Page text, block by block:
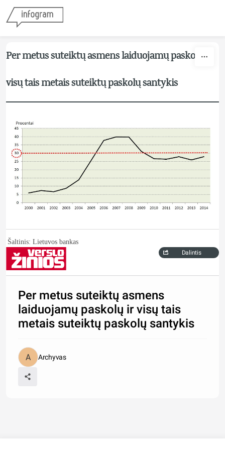
Per metus suteiktų asmens laiduojamų paskolų ir
visų tais metais suteiktų paskolų santykis
Šaltinis: Lietuvos bankas
Dalintis
Per metus suteiktų asmens
laiduojamų paskolų ir visų tais
metais suteiktų paskolų santykis
Archyvas